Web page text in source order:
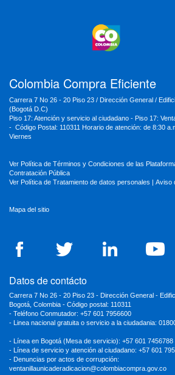
MinRelaciones
MinHacienda
Colombia Compra Eficiente
Carrera 7 No 26 - 20 Piso 23 / Dirección General /
(Bogotá D.C)
Piso 17: Atención y servicio al ciudadano - Piso 17:
- Código Postal: 110311 Horario de atención: de 8:30
Viernes
Ver Política de Términos y Condiciones de las
Contratación Pública
Ver Política de Tratamiento de datos personales
Aviso
Mapa del sitio
Datos de contácto
Carrera 7 No 26 - 20 Piso 23 - Dirección General -
Bogotá, Colombia - Código postal: 110311
- Teléfono Conmutador: +57 601 7956600
- Linea nacional gratuita o servicio a la ciudadania:
- Línea en Bogotá (Mesa de servicio): +57 601 7456788
- Línea de servicio y atención al ciudadano: +57 601
- Denuncias por actos de corrupción:
ventanillaunicaderadicacion@colombiacompra.gov.co